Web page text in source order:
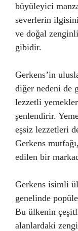
büyüleyici
severlerin
ve doğal
gibidir.
Gerkens’in
diğer nedeni de
lezzetli
şenlendirir.
eşsiz lezzetleri
Gerkens
edilen bir
Gerkens isimli
genelinde
Bu ülkenin
alanlardaki